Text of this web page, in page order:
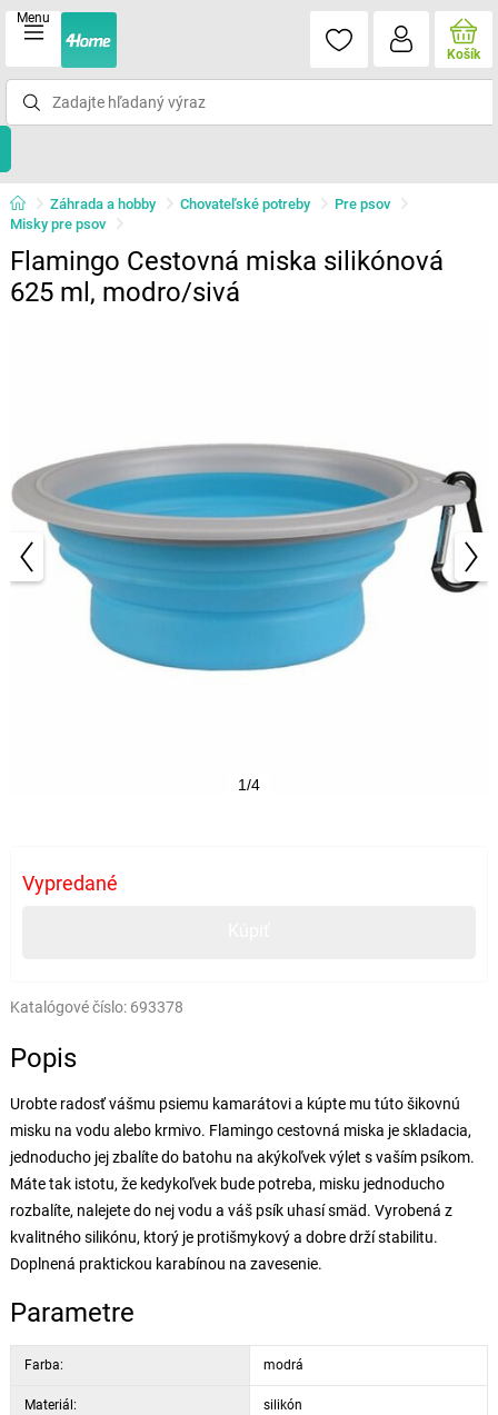
Menu
Košík
Záhrada a hobby Chovateľské potreby
Pre psov
Misky pre psov
Flamingo Cestovná miska silikónová
625 ml, modro/sivá
1/4
Vypredané
Katalógové číslo: 693378
Popis
Urobte radosť vášmu psiemu kamarátovi a kúpte mu túto šikovnú
misku na vodu alebo krmivo. Flamingo cestovná miska je skladacia,
jednoducho jej zbalíte do batohu na akýkoľvek výlet s vaším psíkom.
Máte tak istotu, že kedykoľvek bude potreba, misku jednoducho
rozbalíte, nalejete do nej vodu a váš psík uhasí smäd. Vyrobená z
kvalitného silikónu, ktorý je protišmykový a dobre drží stabilitu.
Doplnená praktickou karabínou na zavesenie.
Parametre
Farba: modrá
Materiál: silikón